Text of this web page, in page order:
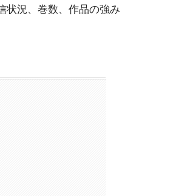
状況、巻数、作品の強み